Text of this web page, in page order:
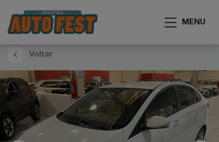
MENU
Voltar